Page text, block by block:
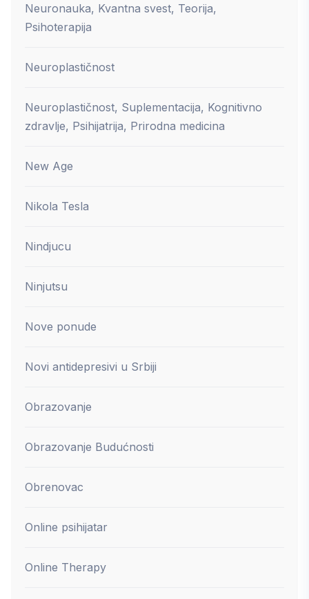
Neuronauka, Kvantna svest, Teorija,
Psihoterapija
Neuroplastičnost
Neuroplastičnost, Suplementacija, Kognitivno
zdravlje, Psihijatrija, Prirodna medicina
New Age
Nikola Tesla
Nindjucu
Ninjutsu
Nove ponude
Novi antidepresivi u Srbiji
Obrazovanje
Obrazovanje Budućnosti
Obrenovac
Online psihijatar
Online Therapy